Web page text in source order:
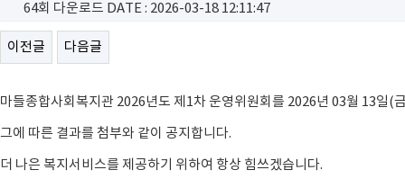
64회 다운로드 DATE : 2026-03-18 12:11:47
이전글 다음글
마들종합사회복지관 2026년도 제1차 운영위원회를 2026년 03월 13일(
그에 따른 결과를 첨부와 같이 공지합니다.
더 나은 복지서비스를 제공하기 위하여 항상 힘쓰겠습니다.